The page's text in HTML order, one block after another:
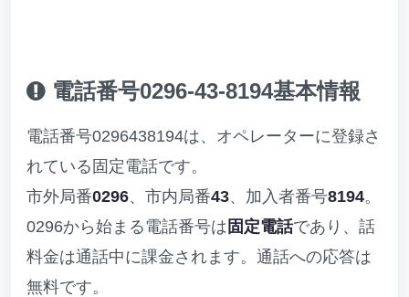
電話番号0296-43-8194基本情報
電話番号0296438194は、オペレーターに登録さ
れている固定電話です。
市外局番0296、市内局番43、加入者番号8194。
0296から始まる電話番号は 固定電話であり、話
料金は通話中に課金されます。通話への応答は
無料です。